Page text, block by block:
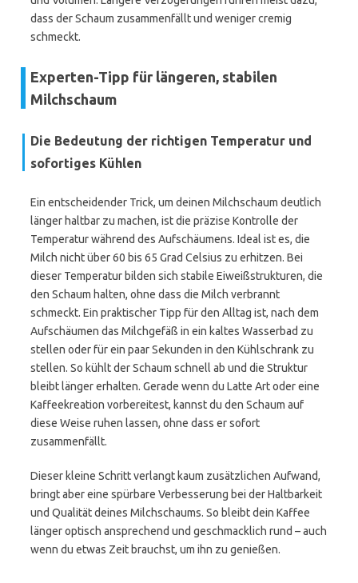
dass der Schaum zusammenfällt und weniger cremig
schmeckt.
Experten-Tipp für längeren, stabilen
Milchschaum
Die Bedeutung der richtigen Temperatur und
sofortiges Kühlen
Ein entscheidender Trick, um deinen Milchschaum deutlich
länger haltbar zu machen, ist die präzise Kontrolle der
Temperatur während des Aufschäumens. Ideal ist es, die
Milch nicht über 60 bis 65 Grad Celsius zu erhitzen. Bei
dieser Temperatur bilden sich stabile Eiweißstrukturen, die
den Schaum halten, ohne dass die Milch verbrannt
schmeckt. Ein praktischer Tipp für den Alltag ist, nach dem
Aufschäumen das Milchgefäß in ein kaltes Wasserbad zu
stellen oder für ein paar Sekunden in den Kühlschrank zu
stellen. So kühlt der Schaum schnell ab und die Struktur
bleibt länger erhalten. Gerade wenn du Latte Art oder eine
Kaffeekreation vorbereitest, kannst du den Schaum auf
diese Weise ruhen lassen, ohne dass er sofort
zusammenfällt.
Dieser kleine Schritt verlangt kaum zusätzlichen Aufwand,
bringt aber eine spürbare Verbesserung bei der Haltbarkeit
und Qualität deines Milchschaums. So bleibt dein Kaffee
länger optisch ansprechend und geschmacklich rund – auch
wenn du etwas Zeit brauchst, um ihn zu genießen.